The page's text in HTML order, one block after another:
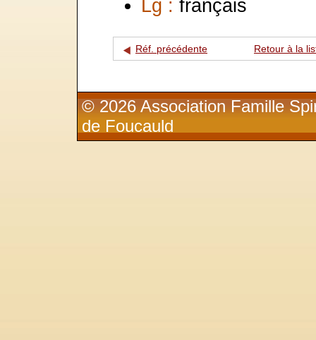
Lg : français
Réf. précédente Retour à la
© 2026 Association Famille
de Foucauld